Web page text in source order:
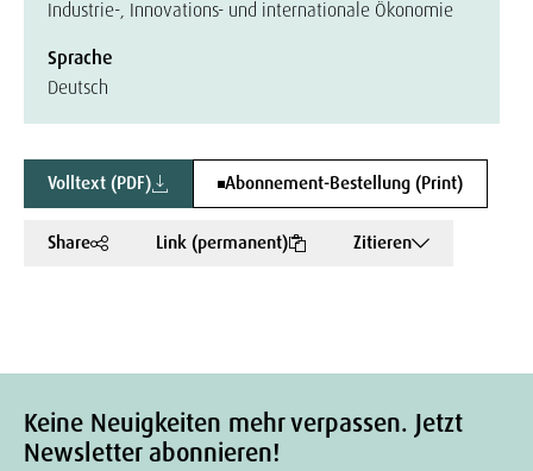
Industrie-, Innovations- und internationale Ökonomie
Sprache
Deutsch
Volltext (PDF) Abonnement-Bestellung (Print)
Share Link (permanent) Zitieren
Keine Neuigkeiten mehr verpassen. Jetzt
Newsletter abonnieren!